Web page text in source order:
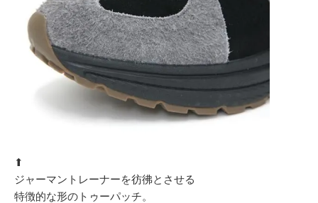
⬆︎
ジャーマントレーナーを彷彿とさせる
特徴的な形のトゥーパッチ。